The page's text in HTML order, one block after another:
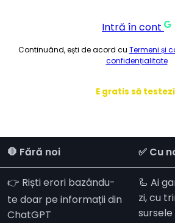
Intră în cont
Continuând, ești de acord cu Termeni și
confidențialitate
E gratis să
🛑 Fără noi ✅ Cu
👉 Riști erori bazându-
te doar pe informații din
ChatGPT
🦾 Ai
zi, cu